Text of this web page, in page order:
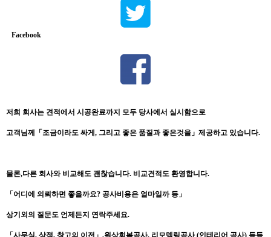
Facebook
저희 회사는 견적에서 시공완료까지 모두 당사에서 실시함으로
고객님께 「 조금이라도 싸게 , 그리고 좋은 품질과 좋은것을 」 제공하고 있습니다.
물론,다른 회사와 비교해도 괜찮습니다. 비교견적도 환영합니다.
「 어디에 의뢰하면 좋을까요? 공사비용은 얼마일까 등 」
상기외의 질문도 언제든지 연락주세요.